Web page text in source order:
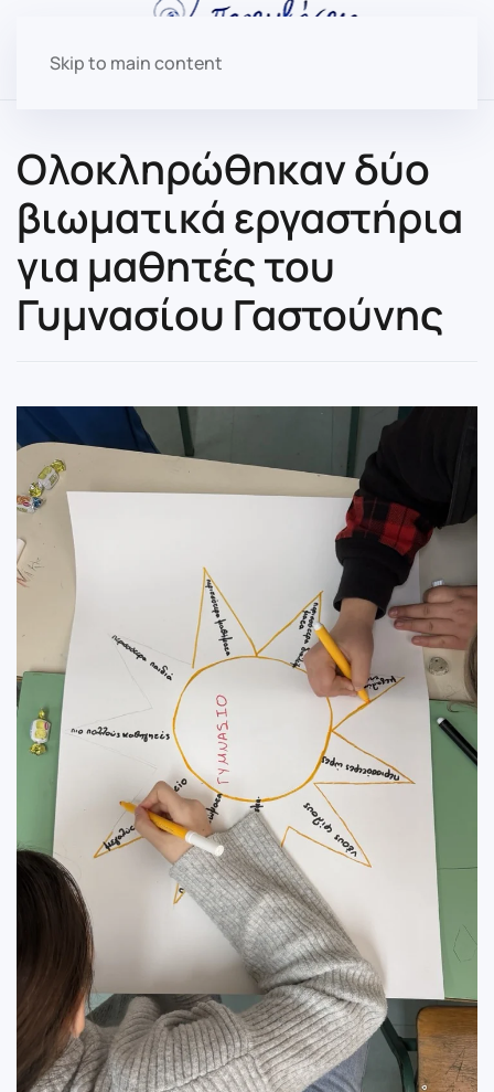
Skip to main content
Ολοκληρώθηκαν δύο
βιωματικά εργαστήρια
για μαθητές του
Γυμνασίου Γαστούνης